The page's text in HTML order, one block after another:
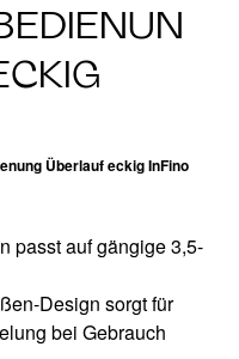
Überlauf eckig InFino
passt auf gängige 3,5-
Design sorgt für
bei Gebrauch